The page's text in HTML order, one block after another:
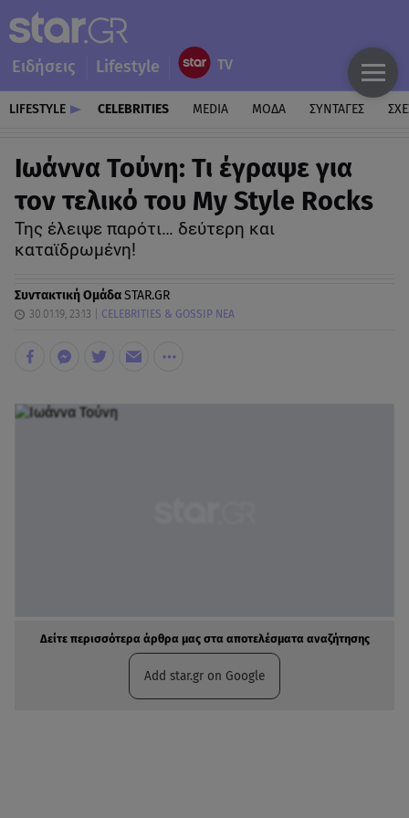
Ειδήσεις Lifestyle
LIFESTYLE CELEBRITIES MEDIA ΜΟΔΑ ΣΥΝΤΑΓΕΣ
Ιωάννα Τούνη: Τι έγραψε για
τον τελικό του My Style Rocks
Της έλειψε παρότι… δεύτερη και
καταϊδρωμένη!
Συντακτική ΟμάδαSTAR.GR
30.01.19, 23:13 CELEBRITIES & GOSSIP ΝΕΑ
Δείτε περισσότερα άρθρα μας στα αποτελέσματα αναζήτησης
Add star.gr on Google